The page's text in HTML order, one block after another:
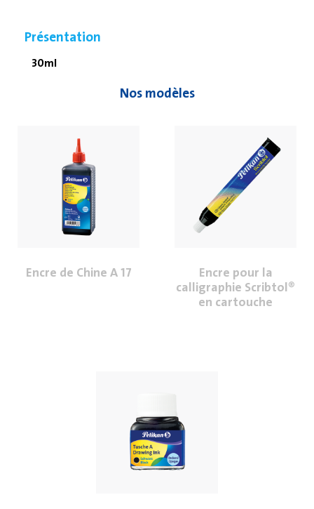
Présentation
30ml
Nos modèles
Encre de Chine A 17
Encre pour la
calligraphie Scribtol®
en cartouche